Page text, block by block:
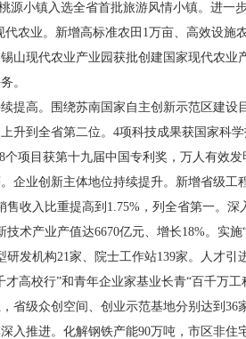
源小镇入选全省首批旅游风情小镇。进一
农业。新增高标准农田1万亩、高效设施
山现代农业产业园获批创建国家现代农
。
提高。围绕苏南国家自主创新示范区建设
升到全省第二位。4项科技成果获国家科
项目获第十九届中国专利奖，万人有效
企业创新主体地位持续提升。新增省级工
收入比重提高到1.75%，列全省第一。
术产业产值达6670亿元、增长18%。实
发机构21家、院士工作站139家。人才引
高校行”和青年企业家基业长青“百千万
级众创空间、创业示范基地分别达到36
入推进。化解钢铁产能90万吨，市区非住